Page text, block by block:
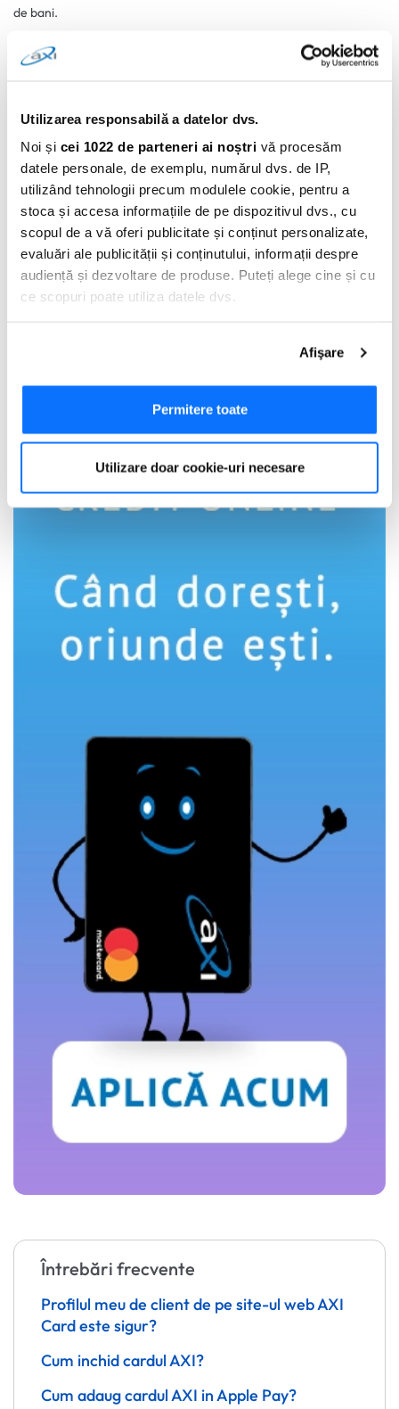
Utilizarea responsabilă a datelor dvs.
Noi și cei 1022 de parteneri ai noștri vă procesăm
datele personale, de exemplu, numărul dvs. de IP,
utilizând tehnologii precum modulele cookie, pentru a
stoca și accesa informațiile de pe dispozitivul dvs., cu
scopul de a vă oferi publicitate și conținut personalizate,
evaluări ale publicității și conținutului, informații despre
audiență și dezvoltare de produse. Puteți alege cine și cu
ce scopuri poate utiliza datele dvs.
Să colectăm informațiile cu privire la locația dvs.
geografică cu o exactitate de până la câțiva metri
Să vă identificăm dispozitivul scanândul-l în mod
dvs. personale și configurați-vă preferințele la
cu detalii. Vă puteți modifica sau retrage oricând acordul
din Declarația despre modulele cookie.
pe website, pentru a analiza traficul pe website, precum
si pentru activitatea noastra de publicitate online.
Folosind site-ul fără a modifica setările referitoare la
cookie-uri înseamnă că sunteti de acord cu folosirea
Afişare
Permitere toate
Utilizare doar cookie-uri necesare
de bani.
Afla mai multe despre AXI card
Întrebări frecvente
Profilul meu de client de pe site-ul web AXI
Card este sigur?
Cum inchid cardul AXI?
Cum adaug cardul AXI in Apple Pay?